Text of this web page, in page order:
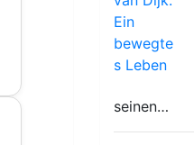
seinen…